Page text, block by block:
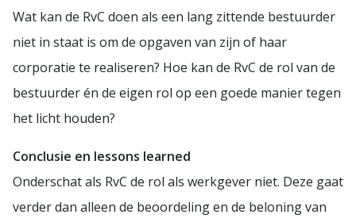
Wat kan de RvC doen als een lang zittende bestuurder
niet in staat is om de opgaven van zijn of haar
corporatie te realiseren? Hoe kan de RvC de rol van de
bestuurder én de eigen rol op een goede manier tegen
het licht houden?
Conclusie en lessons learned
Onderschat als RvC de rol als werkgever niet. Deze gaat
verder dan alleen de beoordeling en de beloning van